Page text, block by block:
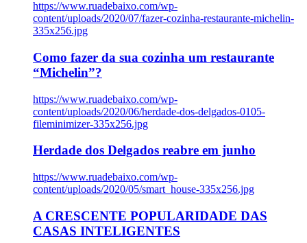
https://www.ruadebaixo.com/wp-
content/uploads/2020/07/fazer-cozinha-restaurante-michelin-
335x256.jpg
Como fazer da sua cozinha um restaurante
“Michelin”?
https://www.ruadebaixo.com/wp-
content/uploads/2020/06/herdade-dos-delgados-0105-
fileminimizer-335x256.jpg
Herdade dos Delgados reabre em junho
https://www.ruadebaixo.com/wp-
content/uploads/2020/05/smart_house-335x256.jpg
A CRESCENTE POPULARIDADE DAS
CASAS INTELIGENTES